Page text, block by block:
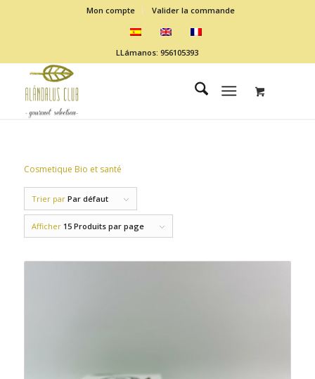
Mon compte Valider la commande
LLámanos: 956105393
Cosmetique Bio et santé
Trier par Par défaut
Afficher 15 Produits par page